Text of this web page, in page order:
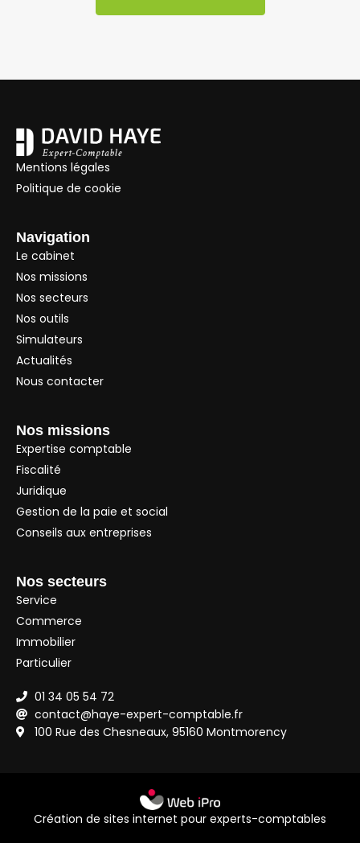
Mentions légales
Politique de cookie
Navigation
Le cabinet
Nos missions
Nos secteurs
Nos outils
Simulateurs
Actualités
Nous contacter
Nos missions
Expertise comptable
Fiscalité
Juridique
Gestion de la paie et social
Conseils aux entreprises
Nos secteurs
Service
Commerce
Immobilier
Particulier
01 34 05 54 72
contact@haye-expert-comptable.fr
100 Rue des Chesneaux, 95160 Montmorency
Création de sites internet pour experts-comptables